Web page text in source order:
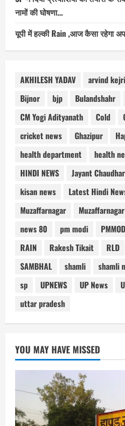
नामों की घोषणा…
यूपी में हल्की Rain ,आज कैसा रहेगा
AKHILESH YADAV arvind
Bijnor
bjp Bulandshahr
CM Yogi Adityanath
Cold
cricket news
Ghazipur
health department
health
HINDI NEWS
Jayant
kisan news
Latest Hindi
Muzaffarnagar
news 80
pm modi
RAIN
Rakesh Tikait RLD
SAMBHAL
shamli shamli
sp
UPNEWS UP News
uttar pradesh
YOU MAY HAVE MISSED